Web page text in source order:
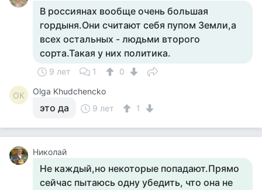
В россиянах вообще очень большая
гордыня.Они считают себя пупом Земли,а
всех остальных - людьми второго
сорта.Такая у них политика.
9 лет 1 0
OK Olga Khudchencko
это да 9 лет 1
Николай
Не каждый,но некоторые попадают.Прямо
сейчас пытаюсь одну убедить, что она не